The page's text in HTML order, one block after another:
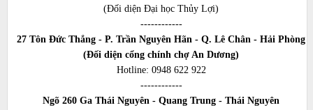
(Đối diện Đại học Thủy Lợi)
------------
27 Tôn Đức Thắng - P. Trần Nguyên Hãn - Q. Lê Chân - Hải Phòng
(Đối diện cổng chính chợ An Dương)
Hotline: 0948 622 922
------------
Ngõ 260 Ga Thái Nguyên - Quang Trung - Thái Nguyên